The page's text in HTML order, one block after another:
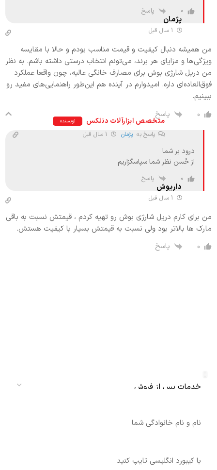
0 پاسخ
پژمان
من همیشه دنبال کیفیت و قیمت مناسب بودم و حالا با مقایسه
ویژگی‌ها و مزایای هر برند، می‌تونم انتخاب درستی داشته باشم. به نظر
من دریل شارژی بوش برای مصارف خانگی عالیه، چون واقعا عملکرد
فوق‌العاده‌ای داره. امیدوارم در آینده هم این‌طور راهنمایی‌های مفید رو
ببینیم.
0 پاسخ
متخصص ابزارآلات دنلکس نویسنده
پاسخ به پژمان
درود بر شما
از حُسن نظر شما سپاسگزاریم
0 پاسخ
داریوش
من برای کارم دریل شارژی بوش رو تهیه کردم ، قیمتش نسبت به باقی
مارک ها بالاتر بود ولی نسبت به قیمتش بسیار با کیفیت هستش.
0 پاسخ